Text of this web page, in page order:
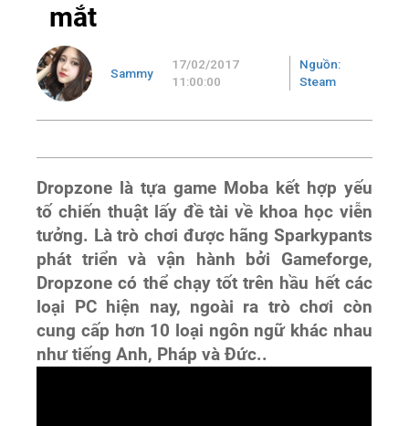
mắt
Sammy
17/02/2017
11:00:00
Nguồn:
Steam
Dropzone là tựa game Moba kết hợp yếu
tố chiến thuật lấy đề tài về khoa học viễn
tưởng. Là trò chơi được hãng Sparkypants
phát triển và vận hành bởi Gameforge,
Dropzone có thể chạy tốt trên hầu hết các
loại PC hiện nay, ngoài ra trò chơi còn
cung cấp hơn 10 loại ngôn ngữ khác nhau
như tiếng Anh, Pháp và Đức..